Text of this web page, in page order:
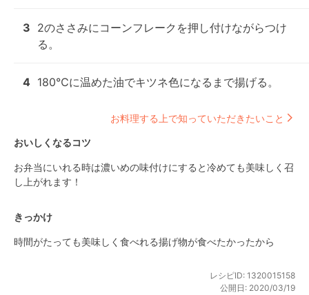
3 2のささみにコーンフレークを押し付けながらつけ
る。
4 180℃に温めた油でキツネ色になるまで揚げる。
お料理する上で知っていただきたいこと
おいしくなるコツ
お弁当にいれる時は濃いめの味付けにすると冷めても美味しく召
し上がれます！
きっかけ
時間がたっても美味しく食べれる揚げ物が食べたかったから
レシピID: 1320015158
公開日: 2020/03/19